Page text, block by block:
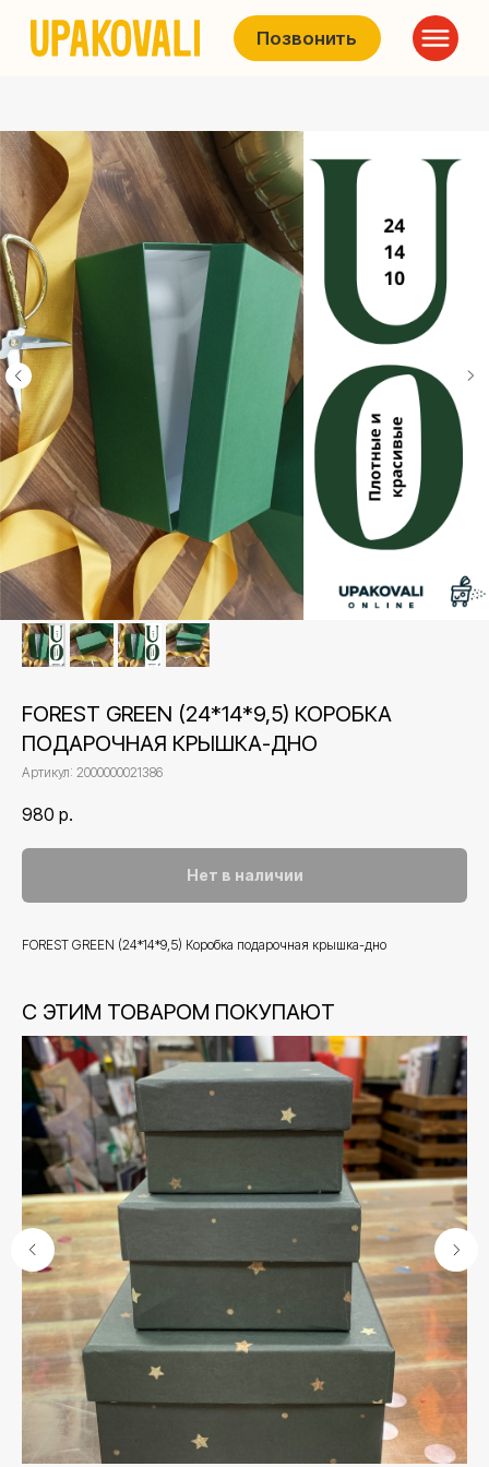
Позвонить
FOREST GREEN (24*14*9,5) КОРОБКА
ПОДАРОЧНАЯ КРЫШКА-ДНО
Артикул: 2000000021386
980 р.
Нет в наличии
FOREST GREEN (24*14*9,5) Коробка подарочная крышка-дно
С ЭТИМ ТОВАРОМ ПОКУПАЮТ
Контакты